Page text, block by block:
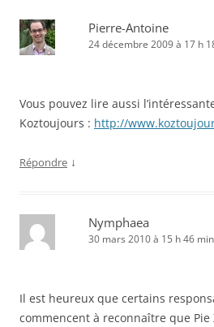
Pierre-Antoine
24 décembre 2009 à 17 h
Vous pouvez lire aussi
Koztoujours : http://
Répondre ↓
Nymphaea
30 mars 2010 à 15 h 46 min
Il est heureux que certains
commencent à reconnaître que Pie